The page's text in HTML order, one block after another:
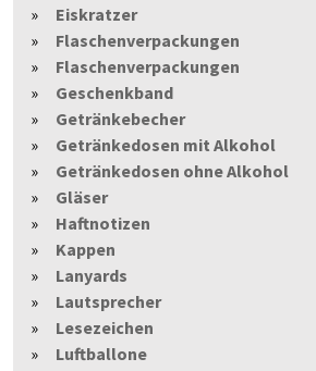
Eiskratzer
Flaschenverpackungen
Flaschenverpackungen
Geschenkband
Getränkebecher
Getränkedosen mit Alkohol
Getränkedosen ohne Alkohol
Gläser
Haftnotizen
Kappen
Lanyards
Lautsprecher
Lesezeichen
Luftballone